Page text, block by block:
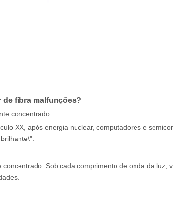
de fibra malfunções?
concentrado.
XX, após energia nuclear, computadores e
Sob cada comprimento de onda da luz,